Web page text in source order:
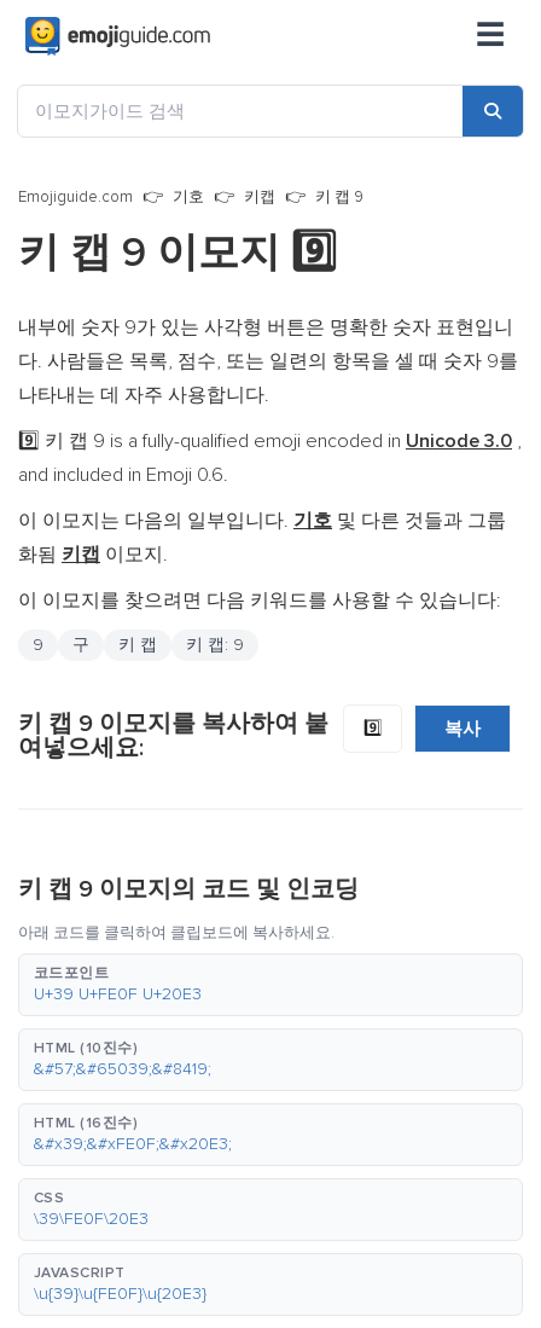
☰
Emojiguide.com 기호 키캡 키 캡 9
키 캡 9 이모지 9️⃣
내부에 숫자 9가 있는 사각형 버튼은 명확한 숫자 표현입니
다. 사람들은 목록, 점수, 또는 일련의 항목을 셀 때 숫자 9를
나타내는 데 자주 사용합니다.
9️⃣ 키 캡 9 is a fully-qualified emoji encoded in Unicode 3.0 ,
and included in Emoji 0.6.
이 이모지는 다음의 일부입니다. 기호 및 다른 것들과 그룹
화됨 키캡 이모지.
이 이모지를 찾으려면 다음 키워드를 사용할 수 있습니다:
9 구 키 캡 키 캡: 9
키 캡 9 이모지를 복사하여 붙
여넣으세요:
9️⃣ 복사
키 캡 9 이모지의 코드 및 인코딩
아래 코드를 클릭하여 클립보드에 복사하세요.
코드포인트
U+39 U+FE0F U+20E3
HTML (10진수)
&#57;&#65039;&#8419;
HTML (16진수)
&#x39;&#xFE0F;&#x20E3;
CSS
\39\FE0F\20E3
JAVASCRIPT
\u{39}\u{FE0F}\u{20E3}